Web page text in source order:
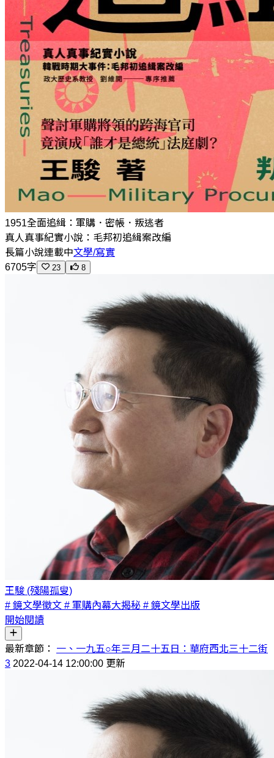
1951全面追緝：軍購．密帳．叛逃者
真人真事紀實小說：毛邦初追緝案改編
長篇小說連載中文學/寫實
6705字
23 8
王駿 (殘陽孤叟)
# 鏡文學徵文 # 軍購內幕大揭秘 # 鏡文學出版
開始閱讀
最新章節： 一、一九五○年三月二十五日：華府西北三十二街
3 2022-04-14 12:00:00 更新